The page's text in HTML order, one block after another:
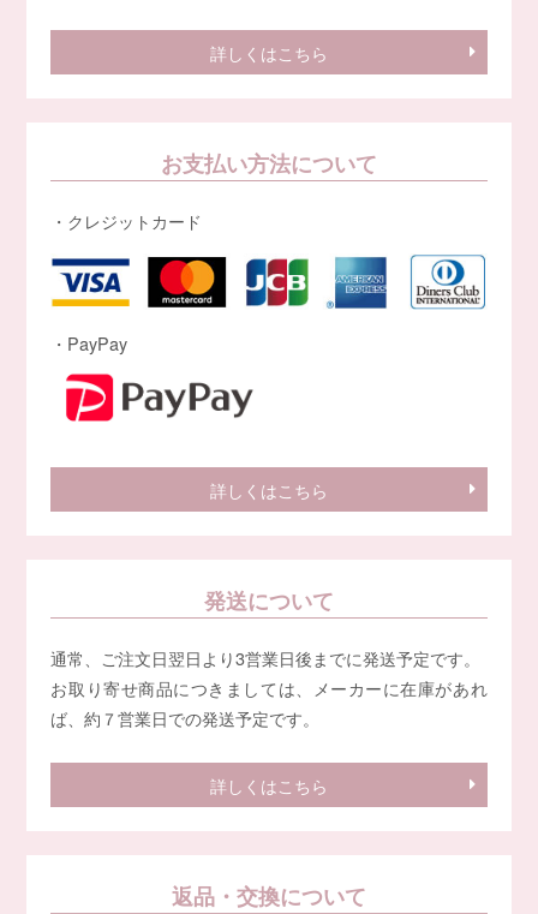
詳しくはこちら
お支払い方法について
・クレジットカード
・PayPay
詳しくはこちら
発送について
通常、ご注文日翌日より3営業日後までに発送予定です。
お取り寄せ商品につきましては、メーカーに在庫があれ
ば、約７営業日での発送予定です。
詳しくはこちら
返品・交換について